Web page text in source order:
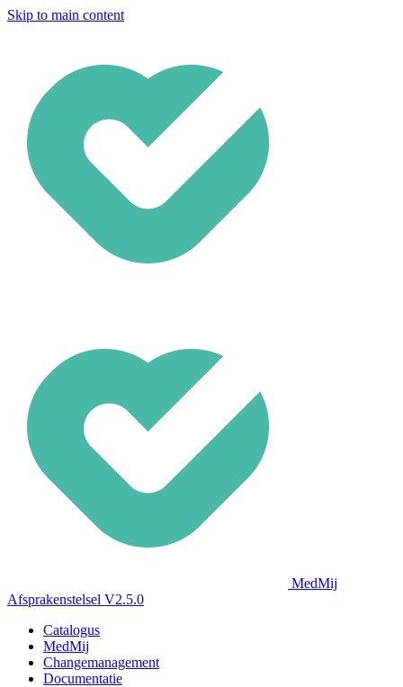
Skip to main content
MedMij
Afsprakenstelsel V2.5.0
Catalogus
MedMij
Changemanagement
Documentatie